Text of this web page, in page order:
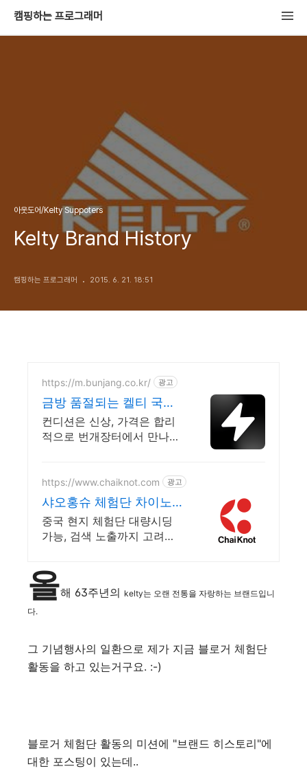
캠핑하는 프로그래머
아웃도어/Kelty Suppoters
Kelty Brand History
캠핑하는 프로그래머 2015. 6. 21. 18:51
https://m.bunjang.co.kr/ 광고
금방 품절되는 켈티 국내
최대 브랜드 중고거래
컨디션은 신상, 가격은 합리
적으로 번개장터에서 만나보
만 개 이상의 신규 상품 업로
드
https://www.chaiknot.com 광고
샤오홍슈 체험단 차이노
트 자체 체험단 네트워크
운영
중국 현지 체험단 대량시딩
가능, 검색 노출까지 고려한
올해 63주년의 kelty는 오랜 전통을 자랑하는 브랜드입니
다.
그 기념행사의 일환으로 제가 지금 블로거 체험단
활동을 하고 있는거구요. :-)
블로거 체험단 활동의 미션에 "브랜드 히스토리"에
대한 포스팅이 있는데..